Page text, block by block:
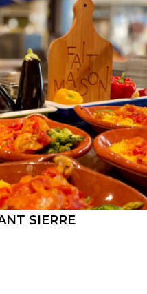
SIERRE